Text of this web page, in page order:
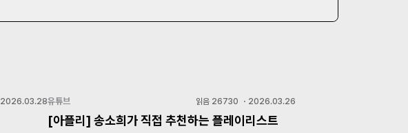
2026.03.28유튜브 읽음 26730 ・ 2026.03.26
[아플리] 송소희가 직접 추천하는 플레이리스트